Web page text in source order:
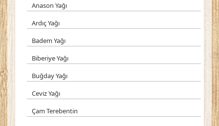
Anason Yağı
Ardıç Yağı
Badem Yağı
Biberiye Yağı
Buğday Yağı
Ceviz Yağı
Çam Terebentin